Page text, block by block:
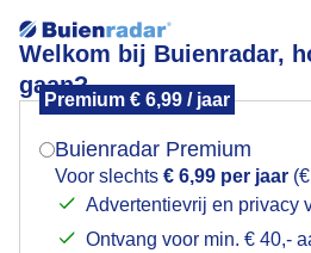
Welkom bij Buienradar,
gaan?
Premium € 6,99 / jaar
Buienradar Premium
Voor slechts € 6,99 per jaar
Advertentievrij en privacy
Ontvang voor min. € 40,-
Uitzicht vanaf uitkijktoren de
Mogen we je locatie
Indien je hier nog geen